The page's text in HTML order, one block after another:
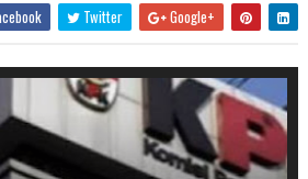
Twitter Google+